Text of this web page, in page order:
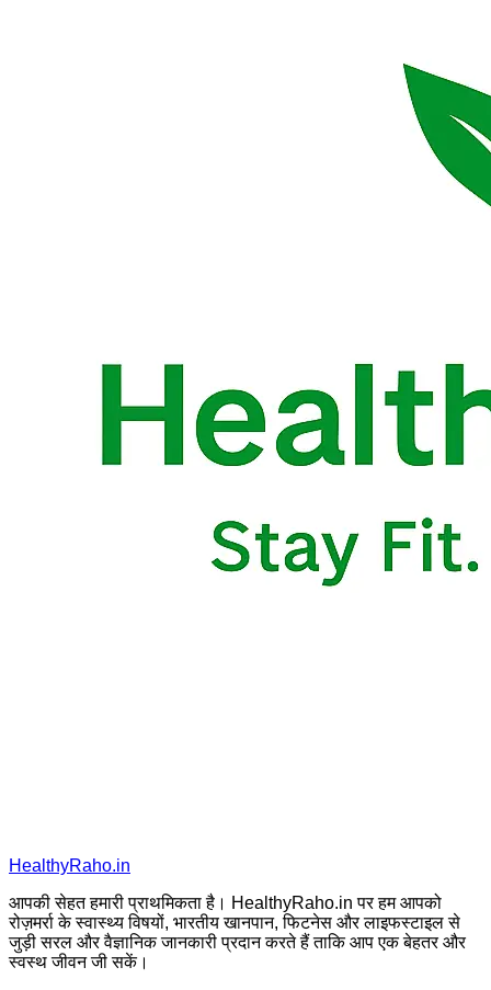
HealthyRaho.in
आपकी सेहत हमारी प्राथमिकता है। HealthyRaho.in पर हम आपको
रोज़मर्रा के स्वास्थ्य विषयों, भारतीय खानपान, फिटनेस और लाइफस्टाइल से
जुड़ी सरल और वैज्ञानिक जानकारी प्रदान करते हैं ताकि आप एक बेहतर और
स्वस्थ जीवन जी सकें।